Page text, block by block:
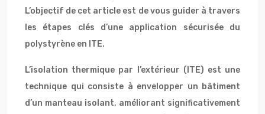
L’objectif de cet article est de vous guider à travers
les étapes clés d’une application sécurisée du
polystyrène en ITE.
L’isolation thermique par l’extérieur (ITE) est une
technique qui consiste à envelopper un bâtiment
d’un manteau isolant, améliorant significativement